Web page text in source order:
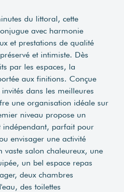
du littoral, cette
avec harmonie
et prestations de qualité
et intimiste. Dès
par les espaces, la
aux finitions. Conçue
dans les meilleures
une organisation idéale sur
niveau propose un
indépendant, parfait pour
envisager une activité
vaste salon chaleureux, une
un bel espace repas
deux chambres
des toilettes